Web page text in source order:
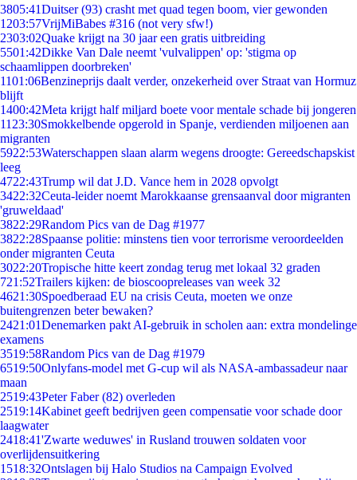
3805:41Duitser (93) crasht met quad tegen boom, vier gewonden
1203:57VrijMiBabes #316 (not very sfw!)
2303:02Quake krijgt na 30 jaar een gratis uitbreiding
5501:42Dikke Van Dale neemt 'vulvalippen' op: 'stigma op
schaamlippen doorbreken'
1101:06Benzineprijs daalt verder, onzekerheid over Straat van Hormuz
blijft
1400:42Meta krijgt half miljard boete voor mentale schade bij jongeren
11 23:30Smokkelbende opgerold in Spanje, verdienden miljoenen aan
migranten
5922:53Waterschappen slaan alarm wegens droogte: Gereedschapskist
leeg
4722:43Trump wil dat J.D. Vance hem in 2028 opvolgt
3422:32Ceuta-leider noemt Marokkaanse grensaanval door migranten
'gruweldaad'
3822:29Random Pics van de Dag #1977
3822:28Spaanse politie: minstens tien voor terrorisme veroordeelden
onder migranten Ceuta
3022:20Tropische hitte keert zondag terug met lokaal 32 graden
721:52Trailers kijken: de bioscoopreleases van week 32
4621:30Spoedberaad EU na crisis Ceuta, moeten we onze
buitengrenzen beter bewaken?
2421:01Denemarken pakt AI-gebruik in scholen aan: extra mondelinge
examens
3519:58Random Pics van de Dag #1979
6519:50Onlyfans-model met G-cup wil als NASA-ambassadeur naar
maan
2519:43Peter Faber (82) overleden
2519:14Kabinet geeft bedrijven geen compensatie voor schade door
laagwater
2418:41'Zwarte weduwes' in Rusland trouwen soldaten voor
overlijdensuitkering
1518:32Ontslagen bij Halo Studios na Campaign Evolved